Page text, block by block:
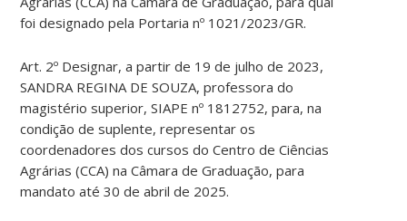
foi designado pela Portaria nº 1021/2023/GR.
Art. 2º Designar, a partir de 19 de julho de 2023,
SANDRA REGINA DE SOUZA, professora do
magistério superior, SIAPE nº 1812752, para, na
condição de suplente, representar os
coordenadores dos cursos do Centro de Ciências
Agrárias (CCA) na Câmara de Graduação, para
mandato até 30 de abril de 2025.